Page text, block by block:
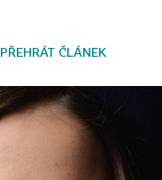
PŘEHRÁT ČLÁNEK